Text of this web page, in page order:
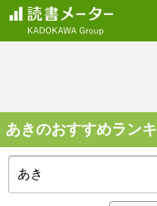
あきのおすすめラン